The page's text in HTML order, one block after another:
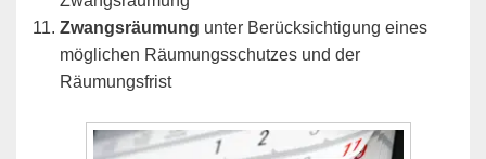
Zwangsräumung unter Berücksichtigung eines
möglichen Räumungsschutzes und der
Räumungsfrist